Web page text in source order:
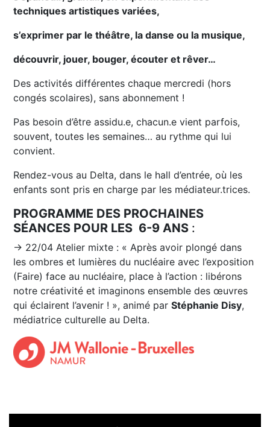
techniques artistiques variées,
s’exprimer par le théâtre, la danse ou la musique,
découvrir, jouer, bouger, écouter et rêver…
Des activités différentes chaque mercredi (hors
congés scolaires), sans abonnement !
Pas besoin d’être assidu.e, chacun.e vient parfois,
souvent, toutes les semaines… au rythme qui lui
convient.
Rendez-vous au Delta, dans le hall d’entrée, où les
enfants sont pris en charge par les médiateur.trices.
PROGRAMME DES PROCHAINES
SÉANCES POUR LES 6-9 ANS :
→ 22/04 Atelier mixte : « Après avoir plongé dans
les ombres et lumières du nucléaire avec l’exposition
(Faire) face au nucléaire, place à l’action : libérons
notre créativité et imaginons ensemble des œuvres
qui éclairent l’avenir ! », animé parStéphanie Disy,
médiatrice culturelle au Delta.